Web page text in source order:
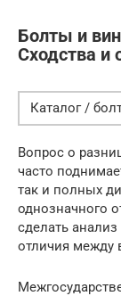
Болты и
Сходства и
Каталог /
Вопрос о
часто
так и полных
однозначного
сделать
отличия между